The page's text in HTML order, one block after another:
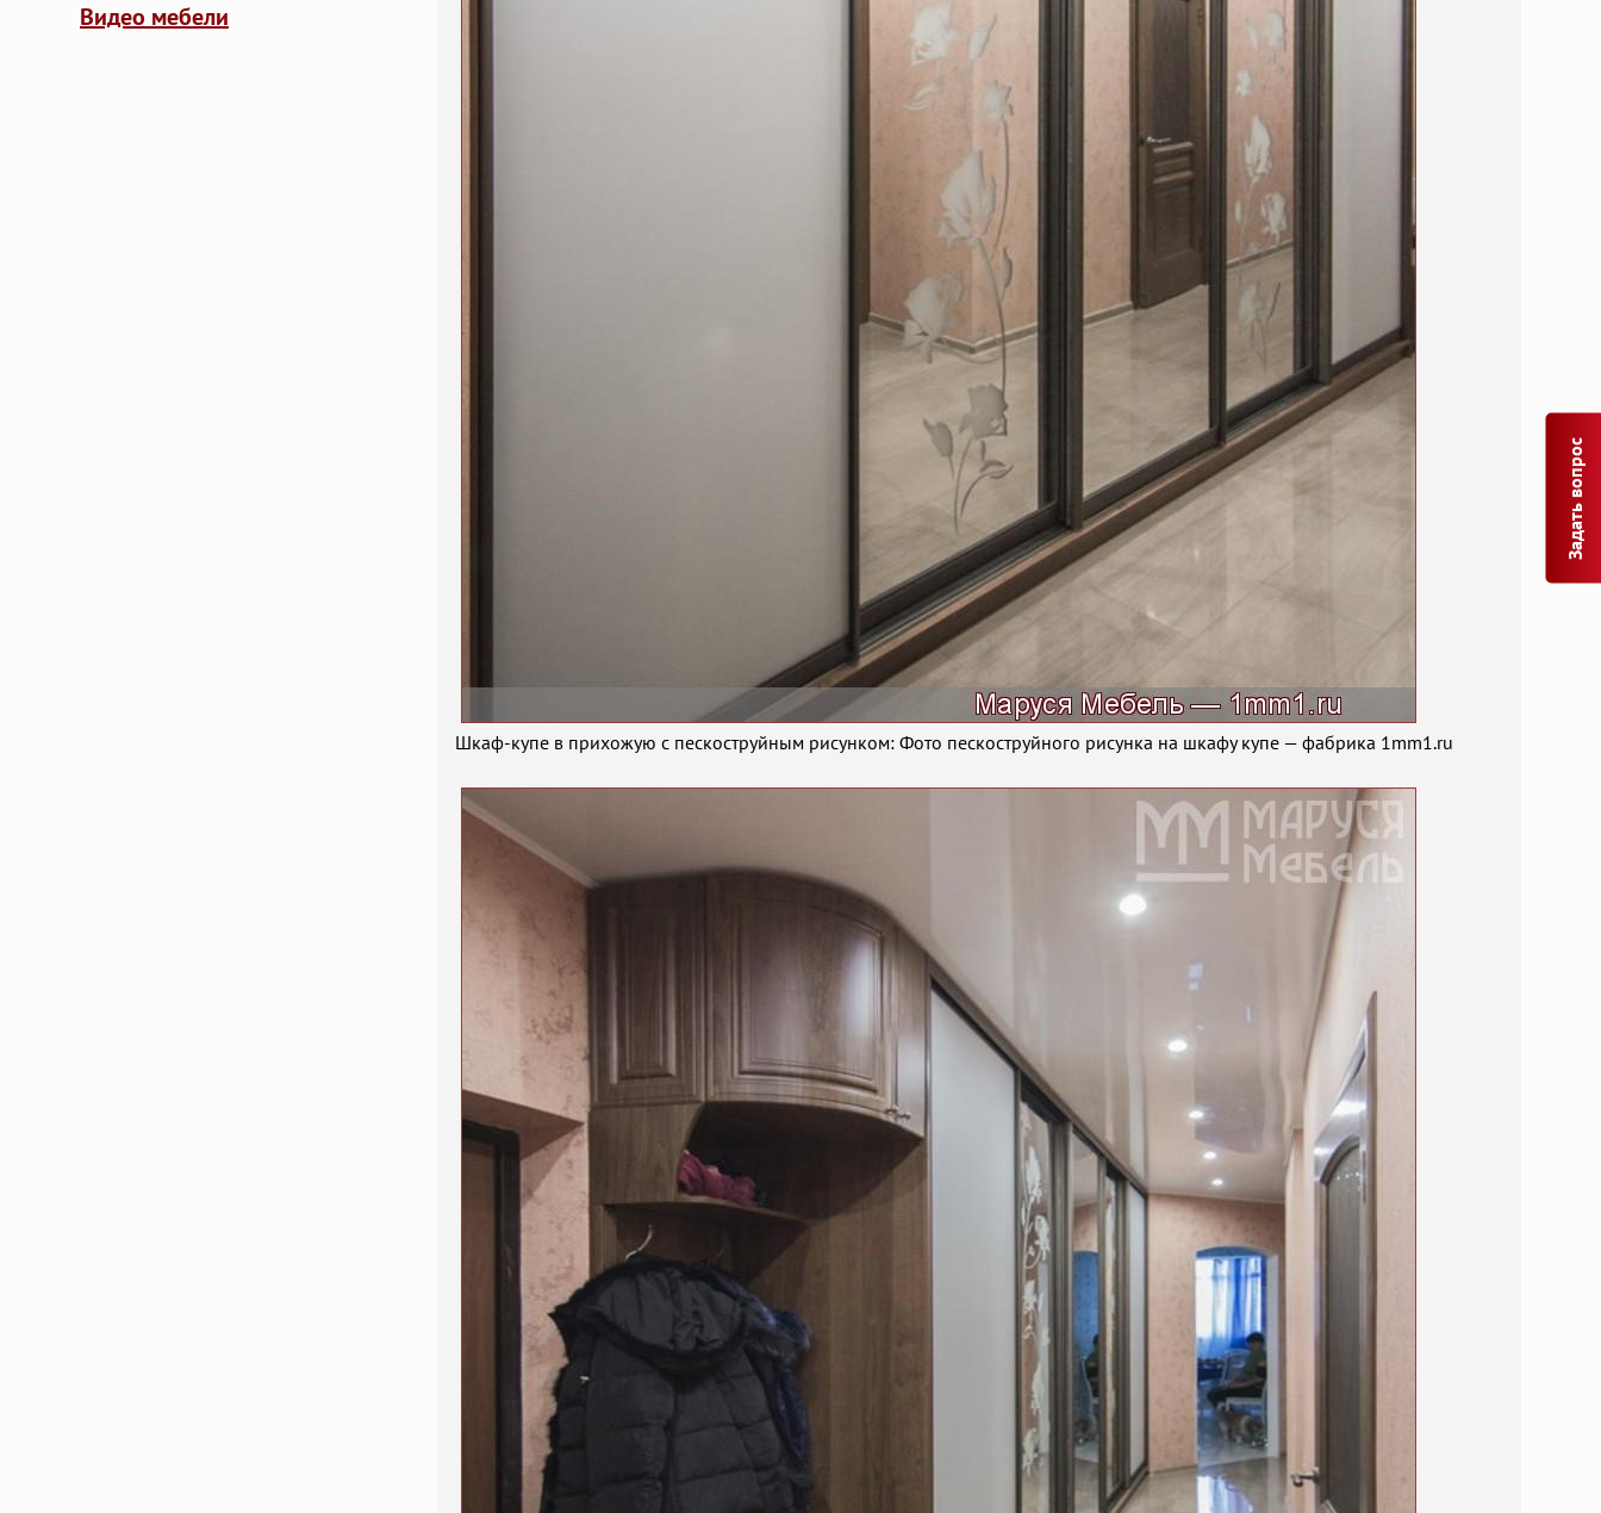
Видео мебели
Шкаф-купе в прихожую с пескоструйным рисунком: Фото пескоструйного рисунка на шкафу купе — фабрика 1mm1.ru
Задать вопрос